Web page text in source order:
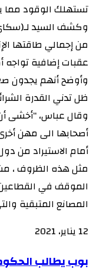
تستهلك الوقود مما
من إجمالي طاقتها
عقبات إضافية تواجه
وأوضح أنهم يجدون
ظل تدني القدرة
وقال عباس، “أخشى
أصحابها الى مهن
أمام الاستيراد من
مثل هذه الظروف ،
الموقف في
المصانع المتبقية
12 يناير، 2021
بوب
بوب يطالب